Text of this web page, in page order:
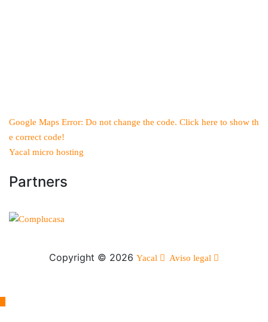
Google Maps Error: Do not change the code. Click here to show th
e correct code!
Yacal micro hosting
Partners
Copyright © 2026 Yacal Aviso legal